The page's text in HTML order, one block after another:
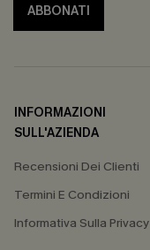
ABBONATI
INFORMAZIONI
SULL'AZIENDA
Recensioni Dei Clienti
Termini E Condizioni
Informativa Sulla Privacy